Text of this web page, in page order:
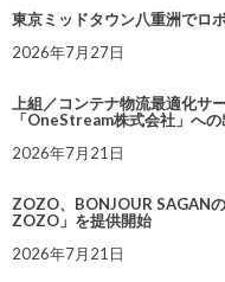
東京ミッドタウン八重洲でロ
2026年7月27日
上組／コンテナ物流最適化サ
「OneStream株式会社」へ
2026年7月21日
ZOZO、BONJOUR SAGAN
ZOZO」を提供開始
2026年7月21日